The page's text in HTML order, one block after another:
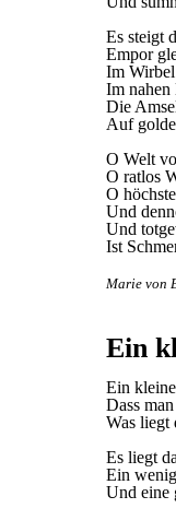
Es steigt
Empor
Im
Im
Die
Auf
O Welt
O ratlos
O
Und
Und
Ist
Marie von
Ein
Ein
Dass
Was liegt
Es liegt
Ein
Und eine